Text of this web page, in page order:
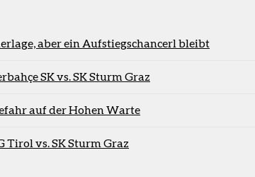
aber ein Aufstiegschancerl bleibt
SK vs. SK Sturm Graz
auf der Hohen Warte
Tirol vs. SK Sturm Graz